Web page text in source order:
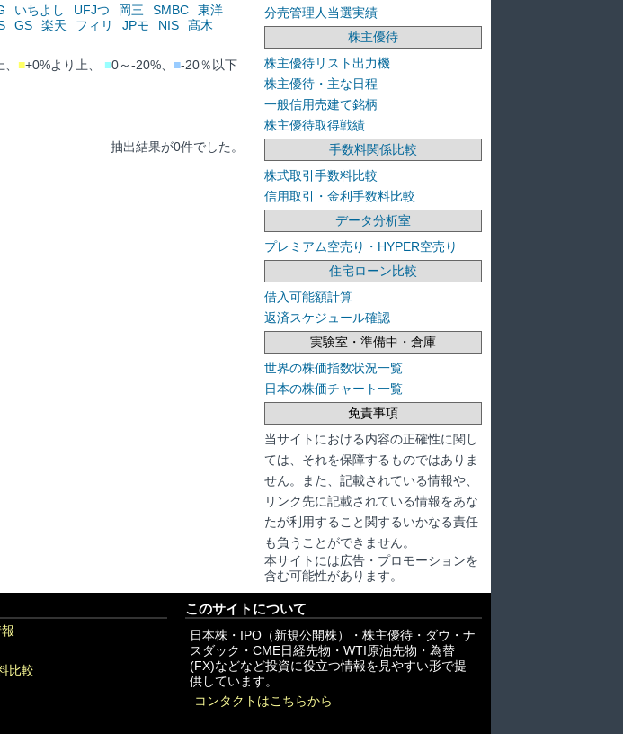
いちよし UFJつ 岡三 SMBC
東洋
GS 楽天 フィリ JPモ NIS
髙木
■+0%より上、 ■0～-20%、 ■-20％以下
抽出結果が0件でした。
分売管理人当選実績
株主優待
株主優待リスト出力機
株主優待・主な日程
一般信用売建て銘柄
株主優待取得戦績
手数料関係比較
株式取引手数料比較
信用取引・金利手数料比較
データ分析室
プレミアム空売り・HYPER空売り
住宅ローン比較
借入可能額計算
返済スケジュール確認
実験室・準備中・倉庫
世界の株価指数状況一覧
日本の株価チャート一覧
免責事項
当サイトにおける内容の正確性に関し
ては、それを保障するものではありま
せん。また、記載されている情報や、
リンク先に記載されている情報をあな
たが利用すること関するいかなる責任
も負うことができません。
本サイトには広告・プロモーションを
含む可能性があります。
比較
このサイトについて
日本株・IPO（新規公開株）・株主優待・ダウ・ナ
スダック・CME日経先物・WTI原油先物・為替
(FX)などなど投資に役立つ情報を見やすい形で提
供しています。
コンタクトはこちらから